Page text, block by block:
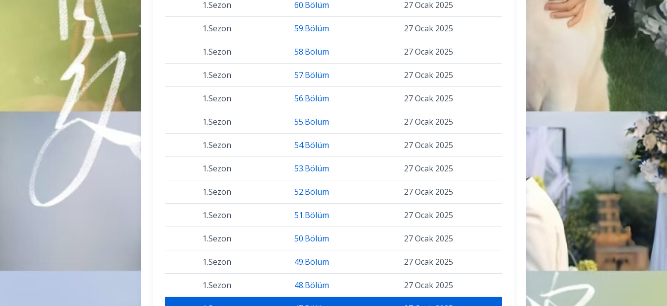
1.Sezon 60.Bölüm 27 Ocak 2025
1.Sezon 59.Bölüm 27 Ocak 2025
1.Sezon 58.Bölüm 27 Ocak 2025
1.Sezon 57.Bölüm 27 Ocak 2025
1.Sezon 56.Bölüm 27 Ocak 2025
1.Sezon 55.Bölüm 27 Ocak 2025
1.Sezon 54.Bölüm 27 Ocak 2025
1.Sezon 53.Bölüm 27 Ocak 2025
1.Sezon 52.Bölüm 27 Ocak 2025
1.Sezon 51.Bölüm 27 Ocak 2025
1.Sezon 50.Bölüm 27 Ocak 2025
1.Sezon 49.Bölüm 27 Ocak 2025
1.Sezon 48.Bölüm 27 Ocak 2025